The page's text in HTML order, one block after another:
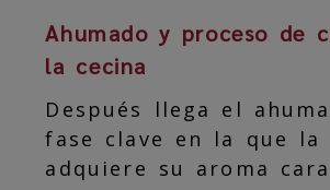
Ahumado y proceso de
la cecina
Después llega el
fase clave en la que la
adquiere su aroma